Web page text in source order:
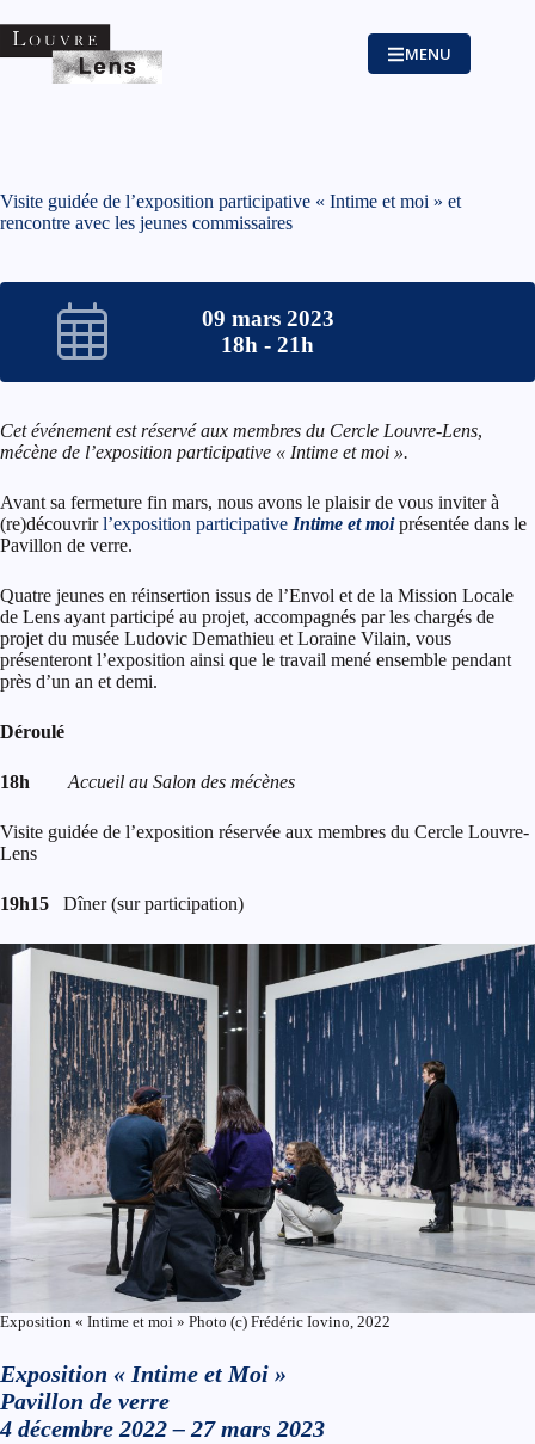
au
contenu
MENU
Visite guidée de l’exposition participative « Intime et moi » et
rencontre avec les jeunes commissaires
09 mars 2023
18h - 21h
Cet événement est réservé aux membres du Cercle Louvre-Lens,
mécène de l’exposition participative « Intime et moi ».
Avant sa fermeture fin mars, nous avons le plaisir de vous inviter à
(re)découvrirl’exposition participative Intime et moiprésentée dans le
Pavillon de verre.
Quatre jeunes en réinsertion issus de l’Envol et de la Mission Locale
de Lens ayant participé au projet, accompagnés par les chargés de
projet du musée Ludovic Demathieu et Loraine Vilain, vous
présenteront l’exposition ainsi que le travail mené ensemble pendant
près d’un an et demi.
Déroulé
18h Accueil au Salon des mécènes
Visite guidée de l’exposition réservée aux membres du Cercle Louvre-
Lens
19h15 Dîner (sur participation)
Exposition « Intime et moi » Photo (c) Frédéric Iovino, 2022
Exposition « Intime et Moi »
Pavillon de verre
4 décembre 2022 – 27 mars 2023